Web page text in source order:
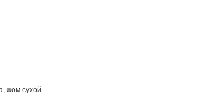
жом сухой